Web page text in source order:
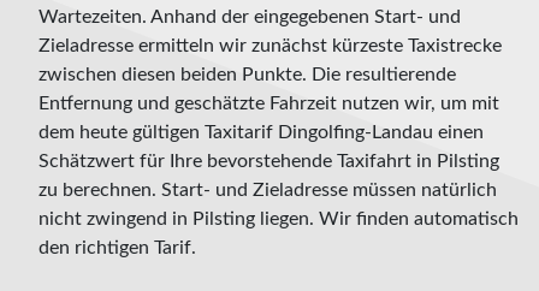
Wartezeiten. Anhand der eingegebenen Start- und
Zieladresse ermitteln wir zunächst kürzeste Taxistrecke
zwischen diesen beiden Punkte. Die resultierende
Entfernung und geschätzte Fahrzeit nutzen wir, um mit
dem heute gültigen Taxitarif Dingolfing-Landau einen
Schätzwert für Ihre bevorstehende Taxifahrt in Pilsting
zu berechnen. Start- und Zieladresse müssen natürlich
nicht zwingend in Pilsting liegen. Wir finden automatisch
den richtigen Tarif.